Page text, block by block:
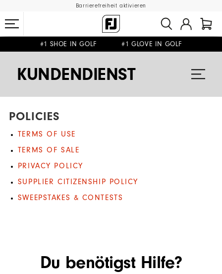
Barrierefreiheit aktivieren
#1 SHOE IN GOLF #1 GLOVE IN GOLF
KUNDENDIENST
POLICIES
TERMS OF USE
TERMS OF SALE
PRIVACY POLICY
SUPPLIER CITIZENSHIP POLICY
SWEEPSTAKES & CONTESTS
Du benötigst Hilfe?